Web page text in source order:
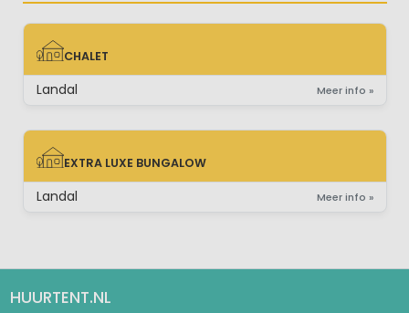
CHALET
CHALET
Landal Meer info »
EXTRA LUXE BUNGALOW
EXTRA LUXE BUNGALOW
Landal Meer info »
HUURTENT.NL